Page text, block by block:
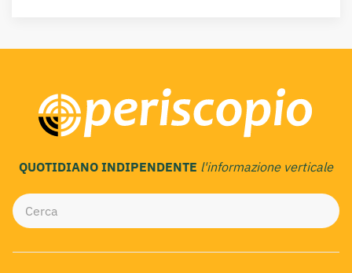
QUOTIDIANO INDIPENDENTE l'informazione verticale